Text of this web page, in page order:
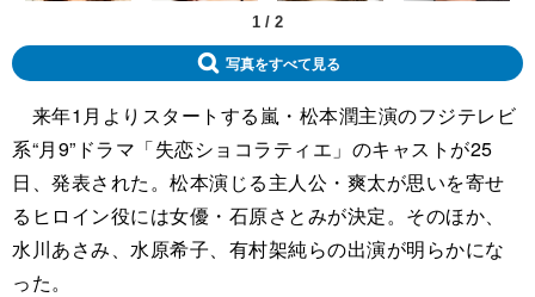
1 / 2
写真をすべて見る
来年1月よりスタートする嵐・松本潤主演のフジテレビ
系“月9”ドラマ「失恋ショコラティエ」のキャストが25
日、発表された。松本演じる主人公・爽太が思いを寄せ
るヒロイン役には女優・石原さとみが決定。そのほか、
水川あさみ、水原希子、有村架純らの出演が明らかにな
った。